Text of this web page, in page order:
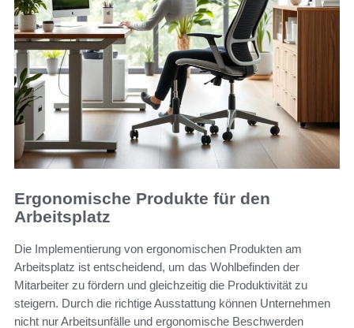
Ergonomische Produkte für den
Arbeitsplatz
Die Implementierung von ergonomischen Produkten am
Arbeitsplatz ist entscheidend, um das Wohlbefinden der
Mitarbeiter zu fördern und gleichzeitig die Produktivität zu
steigern. Durch die richtige Ausstattung können Unternehmen
nicht nur Arbeitsunfälle und ergonomische Beschwerden